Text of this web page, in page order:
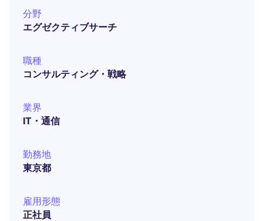
分野
エグゼクティブサーチ
職種
コンサルティング・戦略
業界
IT・通信
勤務地
東京都
雇用形態
正社員